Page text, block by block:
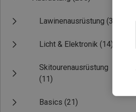
Lawinenausrüstung (3)
Licht & Elektronik (14)
Skitourenausrüstung
(11)
Basics (21)